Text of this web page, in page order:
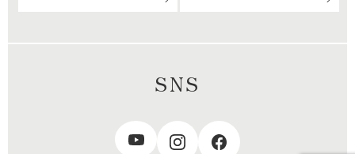
SNS